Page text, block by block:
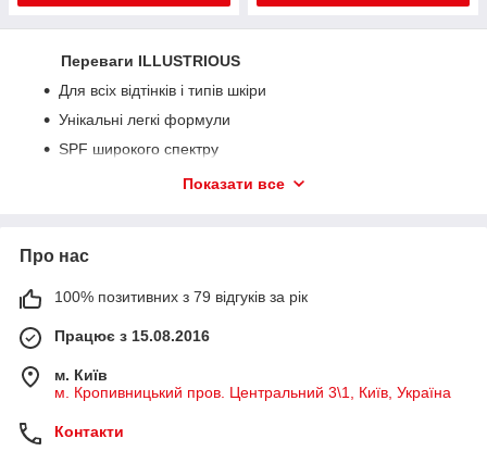
Переваги ILLUSTRIOUS
Для всіх відтінків і типів шкіри
Унікальні легкі формули
SPF широкого спектру
Не містить парабени, вазелін, пропіленгліколь, SLS,
Грунтується на 4 механізмах корекції пігментації і
Зниження активності активності ферменту
тирозинази.
Поглинання меланинового пігменту.
Показати все
Про нас
100% позитивних з 79 відгуків за рік
Працює з 15.08.2016
м. Київ
м. Кропивницький пров. Центральний 3\1, Київ, Україна
Контакти